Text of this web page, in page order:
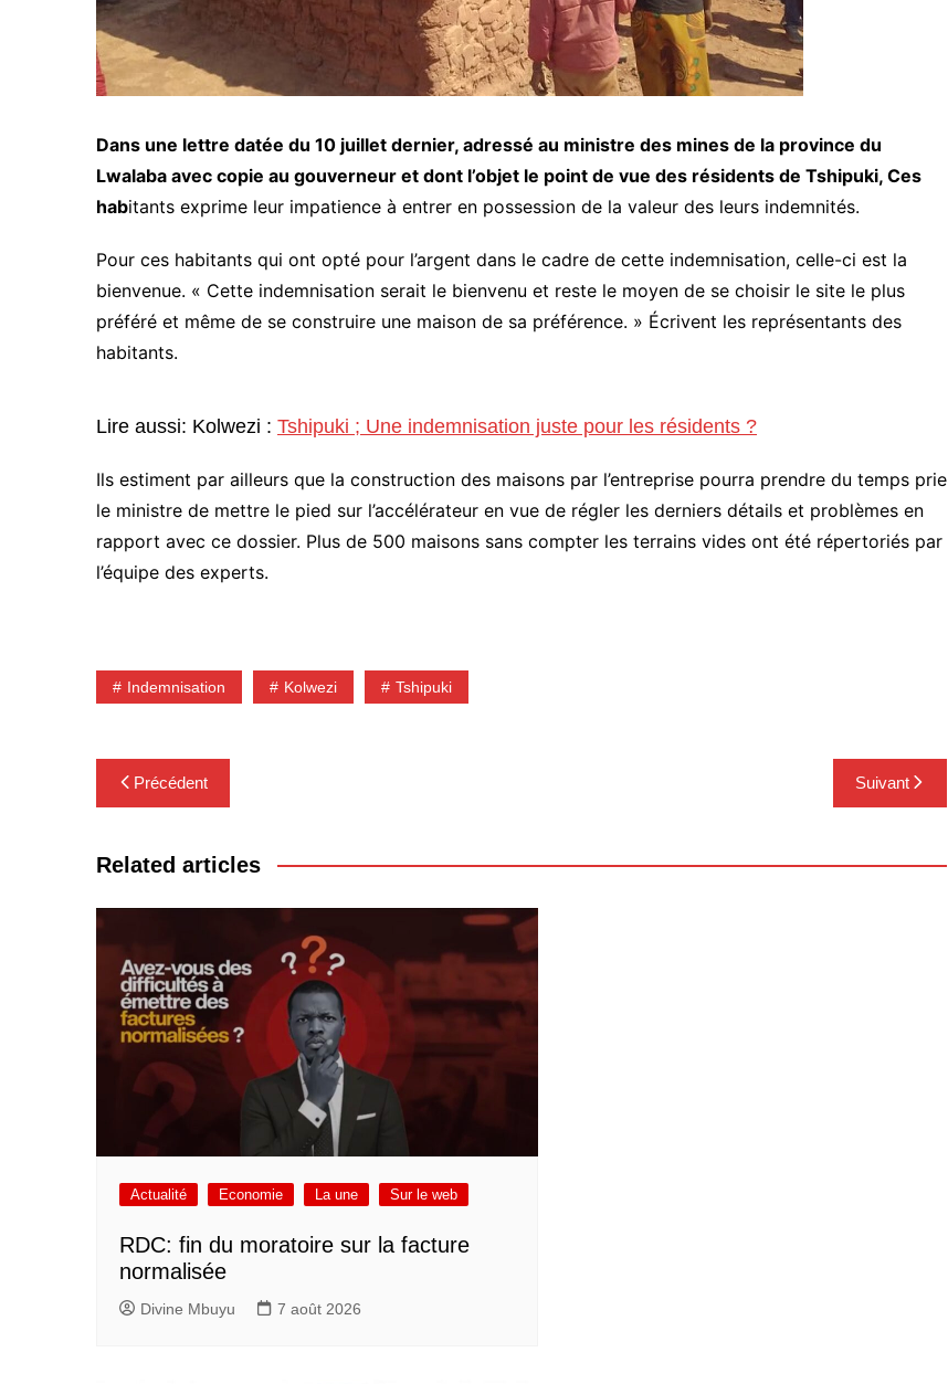
Dans une lettre datée du 10 juillet dernier, adressé au ministre des mines de la province du
Lwalaba avec copie au gouverneur et dont l’objet le point de vue des résidents de Tshipuki, Ces
habitants exprime leur impatience à entrer en possession de la valeur des leurs indemnités.
Pour ces habitants qui ont opté pour l’argent dans le cadre de cette indemnisation, celle-ci est la
bienvenue. « Cette indemnisation serait le bienvenu et reste le moyen de se choisir le site le plus
préféré et même de se construire une maison de sa préférence. » Écrivent les représentants des
habitants.
Lire aussi: Kolwezi : Tshipuki ; Une indemnisation juste pour les résidents ?
Ils estiment par ailleurs que la construction des maisons par l’entreprise pourra prendre du temps prie
le ministre de mettre le pied sur l’accélérateur en vue de régler les derniers détails et problèmes en
rapport avec ce dossier. Plus de 500 maisons sans compter les terrains vides ont été répertoriés par
l’équipe des experts.
Indemnisation Kolwezi Tshipuki
Navigation
de
l’article
Précédent Suivant
Related articles
Actualité Economie La une Sur le web
RDC: fin du moratoire sur la facture
normalisée
Divine Mbuyu 7 août 2026